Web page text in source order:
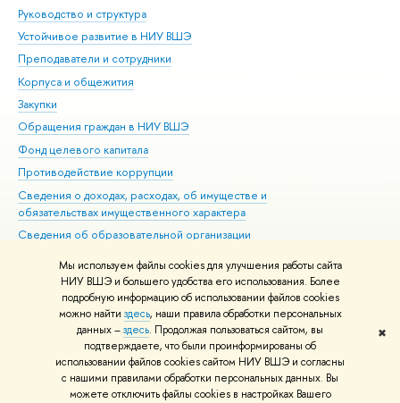
Мы используем файлы cookies для улучшения работы сайта
НИУ ВШЭ и большего удобства его использования. Более
подробную информацию об использовании файлов cookies
можно найти здесь, наши правила обработки персональных
данных –здесь. Продолжая пользоваться сайтом, вы
подтверждаете, что были проинформированы об
использовании файлов cookies сайтом НИУ ВШЭ и согласны
с нашими правилами обработки персональных данных. Вы
можете отключить файлы cookies в настройках Вашего
✖
Руководство и структура
Устойчивое развитие в НИУ ВШЭ
Преподаватели и сотрудники
Корпуса и общежития
Закупки
Обращения граждан в НИУ ВШЭ
Фонд целевого капитала
Противодействие коррупции
Сведения о доходах, расходах, об имуществе и
обязательствах имущественного характера
Сведения об образовательной организации
Людям с ограниченными возможностями здоровья
Единая платежная страница
Работа в Вышке
© НИУ ВШЭ 1993–2026 Адреса и контакты Условия использования
материалов Политика конфиденциальности Карта сайта
Шрифты HSE Sans и HSE Slab разработаны вШколе дизайна НИУ ВШЭ